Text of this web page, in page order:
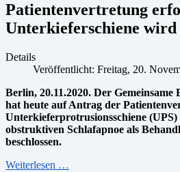
Patientenvertretung
Unterkieferschiene wird
Details
Veröffentlicht: Freitag, 20.
Berlin, 20.11.2020. Der Gemeinsame
hat heute auf Antrag der
Unterkieferprotrusionsschiene
obstruktiven Schlafapnoe als
beschlossen.
Weiterlesen …